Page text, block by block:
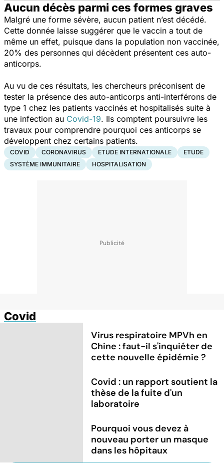
Aucun décès parmi ces formes graves
Malgré une forme sévère, aucun patient n’est décédé.
Cette donnée laisse suggérer que le vaccin a tout de
même un effet, puisque dans la population non vaccinée,
20% des personnes qui décèdent présentent ces auto-
anticorps.
Au vu de ces résultats, les chercheurs préconisent de
tester la présence des auto-anticorps anti-interférons de
type 1 chez les patients vaccinés et hospitalisés suite à
une infection au Covid-19. Ils comptent poursuivre les
travaux pour comprendre pourquoi ces anticorps se
développent chez certains patients.
COVID CORONAVIRUS ETUDE INTERNATIONALE
ETUDE
SYSTÈME IMMUNITAIRE
HOSPITALISATION
Covid
Virus respiratoire MPVh en
Chine : faut-il s'inquiéter de
cette nouvelle épidémie ?
Covid : un rapport soutient la
thèse de la fuite d'un
laboratoire
Pourquoi vous devez à
nouveau porter un masque
dans les hôpitaux